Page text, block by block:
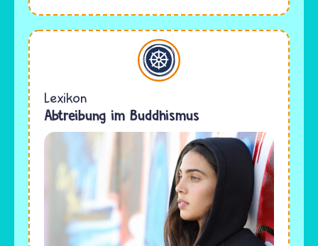
Buddhismus
Lexikon
Abtreibung im Buddhismus